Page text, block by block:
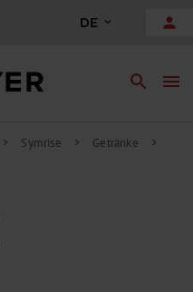
DE person
search menu
chevron_right Symrise chevron_right Getränke chevron_right